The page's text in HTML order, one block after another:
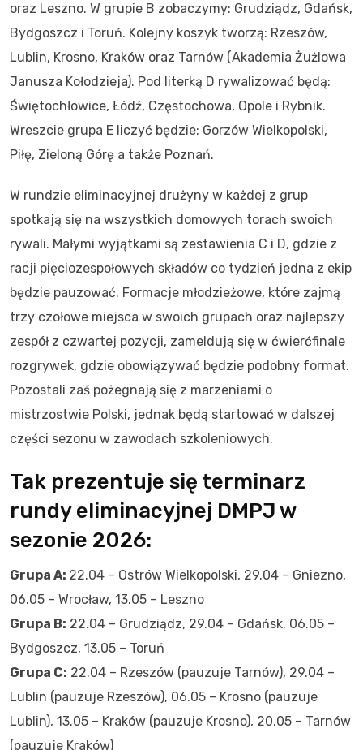
oraz Leszno. W grupie B zobaczymy: Grudziądz, Gdańsk,
Bydgoszcz i Toruń. Kolejny koszyk tworzą: Rzeszów,
Lublin, Krosno, Kraków oraz Tarnów (Akademia Żużlowa
Janusza Kołodzieja). Pod literką D rywalizować będą:
Świętochłowice, Łódź, Częstochowa, Opole i Rybnik.
Wreszcie grupa E liczyć będzie: Gorzów Wielkopolski,
Piłę, Zieloną Górę a także Poznań.
W rundzie eliminacyjnej drużyny w każdej z grup
spotkają się na wszystkich domowych torach swoich
rywali. Małymi wyjątkami są zestawienia C i D, gdzie z
racji pięciozespołowych składów co tydzień jedna z ekip
będzie pauzować. Formacje młodzieżowe, które zajmą
trzy czołowe miejsca w swoich grupach oraz najlepszy
zespół z czwartej pozycji, zameldują się w ćwierćfinale
rozgrywek, gdzie obowiązywać będzie podobny format.
Pozostali zaś pożegnają się z marzeniami o
mistrzostwie Polski, jednak będą startować w dalszej
części sezonu w zawodach szkoleniowych.
Tak prezentuje się terminarz
rundy eliminacyjnej DMPJ w
sezonie 2026:
Grupa A: 22.04 – Ostrów Wielkopolski, 29.04 – Gniezno,
06.05 – Wrocław, 13.05 – Leszno
Grupa B: 22.04 – Grudziądz, 29.04 – Gdańsk, 06.05 –
Bydgoszcz, 13.05 – Toruń
Grupa C: 22.04 – Rzeszów (pauzuje Tarnów), 29.04 –
Lublin (pauzuje Rzeszów), 06.05 – Krosno (pauzuje
Lublin), 13.05 – Kraków (pauzuje Krosno), 20.05 – Tarnów
(pauzuje Kraków)